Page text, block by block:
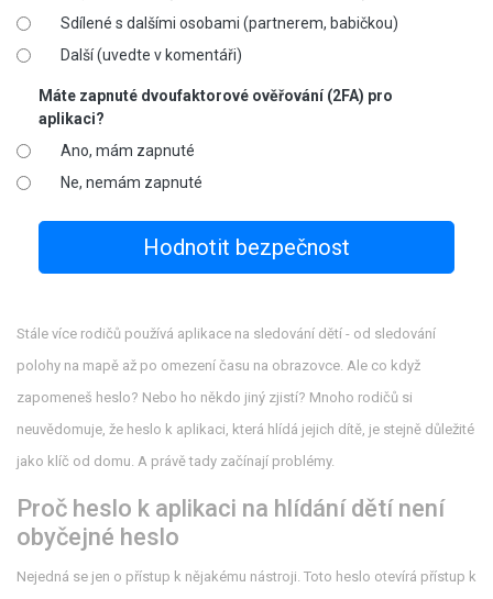
Sdílené s dalšími osobami (partnerem, babičkou)
Další (uvedte v komentáři)
Máte zapnuté dvoufaktorové ověřování (2FA) pro
aplikaci?
Ano, mám zapnuté
Ne, nemám zapnuté
Hodnotit bezpečnost
Stále více rodičů používá aplikace na sledování dětí - od sledování
polohy na mapě až po omezení času na obrazovce. Ale co když
zapomeneš heslo? Nebo ho někdo jiný zjistí? Mnoho rodičů si
neuvědomuje, že heslo k aplikaci, která hlídá jejich dítě, je stejně důležité
jako klíč od domu. A právě tady začínají problémy.
Proč heslo k aplikaci na hlídání dětí není
obyčejné heslo
Nejedná se jen o přístup k nějakému nástroji. Toto heslo otevírá přístup k